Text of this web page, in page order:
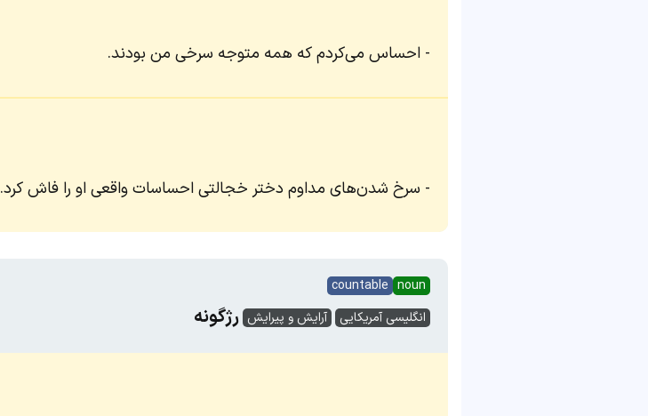
احساس می‌کردم که همه متوجه سرخی من بودند.
سرخ شدن‌های مداوم دختر خجالتی احساسات واقعی او را فاش کرد.
noun
countable
انگلیسی آمریکایی
آرایش و پیرایش رژگونه